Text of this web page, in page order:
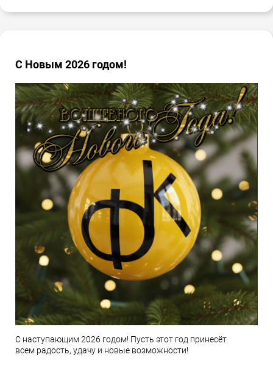
С Новым 2026 годом!
С наступающим 2026 годом! Пусть этот год принесёт
всем радость, удачу и новые возможности!